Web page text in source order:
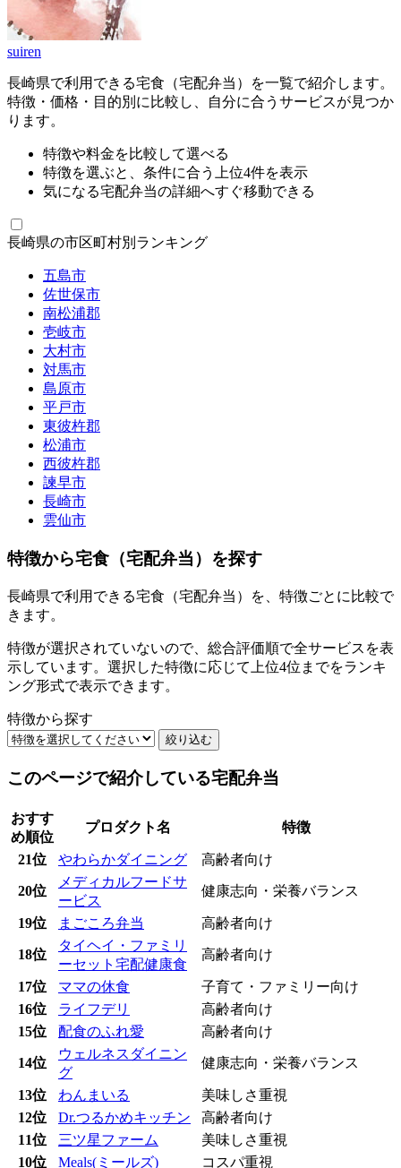
suiren
長崎県で利用できる宅食（宅配弁当）を一覧で紹介します。
特徴・価格・目的別に比較し、自分に合うサービスが見つか
ります。
特徴や料金を比較して選べる
特徴を選ぶと、条件に合う上位4件を表示
気になる宅配弁当の詳細へすぐ移動できる
長崎県の市区町村別ランキング
五島市
佐世保市
南松浦郡
壱岐市
大村市
対馬市
島原市
平戸市
東彼杵郡
松浦市
西彼杵郡
諫早市
長崎市
雲仙市
特徴から宅食（宅配弁当）を探す
長崎県で利用できる宅食（宅配弁当）を、特徴ごとに比較で
きます。
特徴が選択されていないので、総合評価順で全サービスを表
示しています。選択した特徴に応じて上位4位までをランキ
ング形式で表示できます。
特徴から探す
絞り込む
このページで紹介している宅配弁当
おすす
め順位
プロダクト名 特徴
21位 やわらかダイニング 高齢者向け
20位
メディカルフードサ
ービス
健康志向・栄養バランス
19位 まごころ弁当 高齢者向け
18位
タイヘイ・ファミリ
ーセット宅配健康食
高齢者向け
17位 ママの休食
子育て・ファミリー向け
16位
ライフデリ
高齢者向け
15位
配食のふれ愛 高齢者向け
14位
ウェルネスダイニン
グ
健康志向・栄養バランス
13位 わんまいる
美味しさ重視
12位
Dr.つるかめキッチン
高齢者向け
11位
三ツ星ファーム
美味しさ重視
10位
Meals(ミールズ) コスパ重視